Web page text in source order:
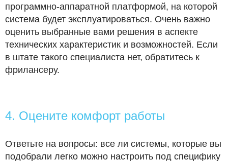
программно-аппаратной платформой, на которой
система будет эксплуатироваться. Очень важно
оценить выбранные вами решения в аспекте
технических характеристик и возможностей. Если
в штате такого специалиста нет, обратитесь к
фрилансеру.
4. Оцените комфорт работы
Ответьте на вопросы: все ли системы, которые вы
подобрали легко можно настроить под специфику